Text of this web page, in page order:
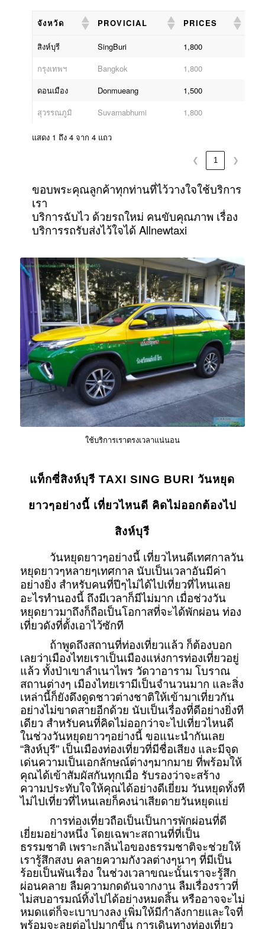
จังหวัด PROVICIAL
PRICES
จังหวัด
PROVICIAL PRICES
สิงห์บุรี SingBuri
1,800
กรุงเทพฯ
Bangkok
1,800
ดอนเมือง
Donmueang
1,500
สุวรรณภูมิ
Suvarnabhumi 1,800
แสดง 1 ถึง 4 จาก 4 แถว
❮ 1 ❯
ขอบพระคุณลูกค้าทุกท่านที่ไว้วางใจใช้บริการ
เรา
บริการฉับไว ด้วยรถใหม่ คนขับคุณภาพ เรื่อง
บริการรถรับส่งไว้ใจได้ Allnewtaxi
ใช้บริการเราตรงเวลาแน่นอน
แท็กซี่สิงห์บุรี TAXI SING BURI วันหยุด
ยาวๆอย่างนี้ เที่ยวไหนดี คิดไม่ออกต้องไป
สิงห์บุรี
วันหยุดยาวๆอย่างนี้ เที่ยวไหนดีเทศกาลวัน
หยุดยาวๆหลายๆเทศกาล นับเป็นเวลาอันมีค่า
อย่างยิ่ง สำหรับคนที่ปีๆไม่ได้ไปเที่ยวที่ไหนเลย
อะไรทำนองนี้ ถึงมีเวลาก็มีไม่มาก เมื่อช่วงวัน
หยุดยาวมาถึงก็ถือเป็นโอกาสที่จะได้พักผ่อน ท่อง
เที่ยวดังที่ตั้งเอาไว้ซักที
ถ้าพูดถึงสถานที่ท่องเที่ยวแล้ว ก็ต้องบอก
เลยว่าเมืองไทยเราเป็นเมืองแห่งการท่องเที่ยวอยู่
แล้ว ทั้งป่าเขาลำเนาไพร วัดวาอาราม โบราณ
สถานต่างๆ เมืองไทยเรามีเป็นจำนวนมาก และสิ่ง
เหล่านี้ก็ยังดึงดูดชาวต่างชาติให้เข้ามาเที่ยวกัน
อย่างไม่ขาดสายอีกด้วย นับเป็นเรื่องที่ดีอย่างยิ่งที
เดียว สำหรับคนที่คิดไม่ออกว่าจะไปเที่ยวไหนดี
ในช่วงวันหยุดยาวๆอย่างนี้ ขอแนะนำกันเลย
“สิงห์บุรี” เป็นเมืองท่องเที่ยวที่มีชื่อเสียง และมีจุด
เด่นความเป็นเอกลักษณ์ต่างๆมากมาย ที่พร้อมให้
คุณได้เข้าสัมผัสกันทุกเมื่อ รับรองว่าจะสร้าง
ความประทับใจให้คุณได้อย่างดีเยี่ยม วันหยุดทั้งที
ไม่ไปเที่ยวที่ไหนเลยก็คงน่าเสียดายวันหยุดแย่
การท่องเที่ยวถือเป็นเป็นการพักผ่อนที่ดี
เยี่ยมอย่างหนึ่ง โดยเฉพาะสถานที่ที่เป็น
ธรรมชาติ เพราะกลิ่นไอของธรรมชาติจะช่วยให้
เรารู้สึกสงบ คลายความกังวลต่างๆนาๆ ที่มีเป็น
ร้อยเป็นพันเรื่อง ในช่วงเวลาขณะนั้นเราจะรู้สึก
ผ่อนคลาย ลืมความกดดันจากงาน ลืมเรื่องราวที่
ไม่สบอารมณ์ทิ้งไปได้อย่างหมดสิ้น หรืออาจจะไม่
หมดแต่ก็จะเบาบางลง เพิ่มให้มีกำลังกายและใจที่
พร้อมจะลุยต่อไปมากขึ้น การเดินทางท่องเที่ยว